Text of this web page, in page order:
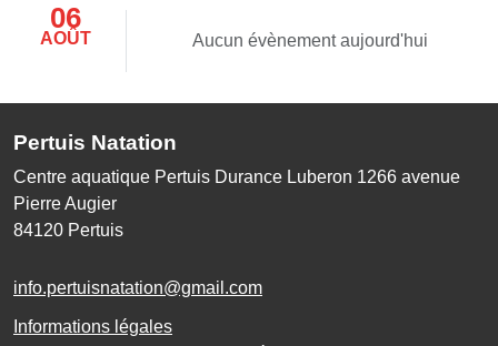
06
AOÛT Aucun évènement aujourd'hui
Pertuis Natation
Centre aquatique Pertuis Durance Luberon 1266 avenue
Pierre Augier
84120 Pertuis
info.pertuisnatation@gmail.com
Informations légales